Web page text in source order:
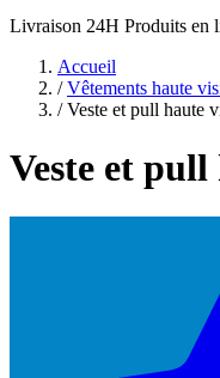
Livraison 24H Produits en
Accueil
/ Vêtements haute
/ Veste et pull haute
Veste et